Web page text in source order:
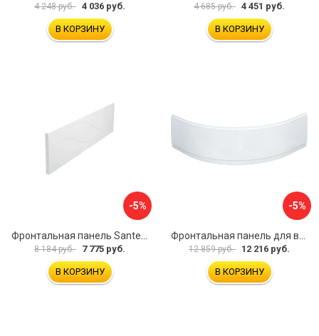
4 248 руб. 4 036 руб.
В КОРЗИНУ
4 685 руб. 4 451 руб.
В КОРЗИНУ
-5%
8 184 руб. 7 775 руб.
В КОРЗИНУ
-5%
12 859 руб. 12 216 руб.
В КОРЗИНУ